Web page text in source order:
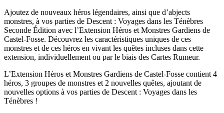
Ajoutez de nouveaux héros légendaires, ainsi que d’abjects
monstres, à vos parties de Descent : Voyages dans les Ténèbres
Seconde Édition avec l’Extension Héros et Monstres Gardiens de
Castel-Fosse. Découvrez les caractéristiques uniques de ces
monstres et de ces héros en vivant les quêtes incluses dans cette
extension, individuellement ou par le biais des Cartes Rumeur.
L’Extension Héros et Monstres Gardiens de Castel-Fosse contient 4
héros, 3 groupes de monstres et 2 nouvelles quêtes, ajoutant de
nouvelles options à vos parties de Descent : Voyages dans les
Ténèbres !